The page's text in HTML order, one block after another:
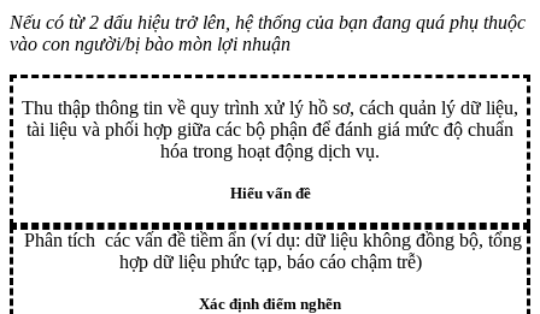
Nếu có từ 2 dấu hiệu trở lên, hệ thống của bạn đang quá phụ thuộc
vào con người/bị bào mòn lợi nhuận
Thu thập thông tin về quy trình xử lý hồ sơ, cách quản lý dữ liệu,
tài liệu và phối hợp giữa các bộ phận để đánh giá mức độ chuẩn
hóa trong hoạt động dịch vụ.
Hiểu vấn đề
Phân tích các vấn đề tiềm ẩn (ví dụ: dữ liệu không đồng bộ, tổng
hợp dữ liệu phức tạp, báo cáo chậm trễ)
Xác định điểm nghẽn